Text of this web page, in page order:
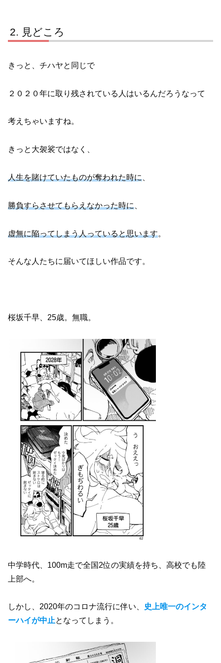
見どころ
きっと、チハヤと同じで
２０２０年に取り残されている人はいるんだろうなって
考えちゃいますね。
きっと大袈裟ではなく、
人生を賭けていたものが奪われた時に
勝負すらさせてもらえなかった時に
虚無に陥ってしまう人っていると思います。
そんな人たちに届いてほしい作品です。
桜坂千早、25歳。無職。
中学時代、100m走で全国2位の実績を持ち、高校でも陸
上部へ。
しかし、2020年のコロナ流行に伴い、
史上唯一のインタ
ーハイが中止となってしまう。